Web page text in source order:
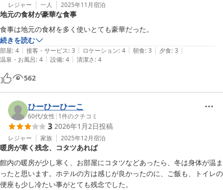
レジャー 一人 2025年11月宿泊
地元の食材が豪華な食事
食事は地元の食材を多く使いとても豪華だった。
続きを読む
部屋: 4 | 接客・サービス: 3 | ロケーション: 4 | 朝食: 3 | 夕食: 3 |
温泉・お風呂: 4 | 設備: 4 | 清潔さ: 4
562
ひーひーひーこ
60代/女性 | 1件のクチコミ
3 2026年1月2日投稿
レジャー 家族 2025年12月宿泊
暖房が寒く残念、コタツあれば
館内の暖房が少し寒く、お部屋にコタツなどあったら、冬は身体が温ま
ったと思います。ホテルの方は感じが良かったのに、ご飯も、トイレの
便座も少し冷たい事がとても残念でした。